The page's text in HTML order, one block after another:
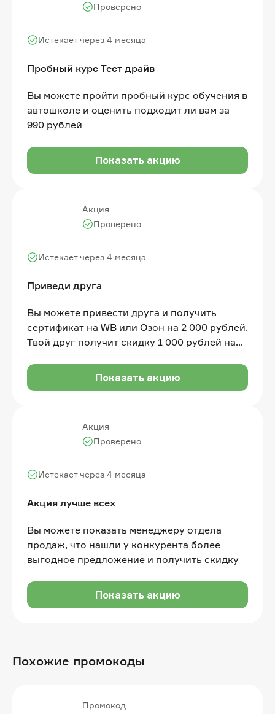
Пробный курс Тест драйв
Истекает через 4 месяца
Проверено
Вы можете пройти пробный курс обучения в
автошколе и оценить подходит ли вам за
990 рублей
Показать акцию
Акция
Приведи друга
Истекает через 4 месяца
Проверено
Вы можете привести друга и получить
сертификат на WB или Озон на 2 000 рублей.
Твой друг получит скидку 1 000 рублей на
Показать акцию
Акция
Акция лучше всех
Истекает через 4 месяца
Проверено
Вы можете показать менеджеру отдела
продаж, что нашли у конкурента более
выгодное предложение и получить скидку
Показать акцию
Похожие промокоды
Промокод